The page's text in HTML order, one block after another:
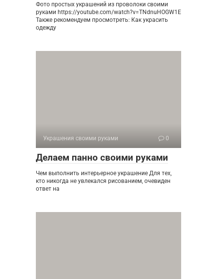
Фото простых украшений из проволоки своими
руками https://youtube.com/watch?v=TNdnuHOGW1E
Также рекомендуем просмотреть: Как украсить
одежду
Украшения своими руками 0
Делаем панно своими руками
Чем выполнить интерьерное украшение Для тех,
кто никогда не увлекался рисованием, очевиден
ответ на